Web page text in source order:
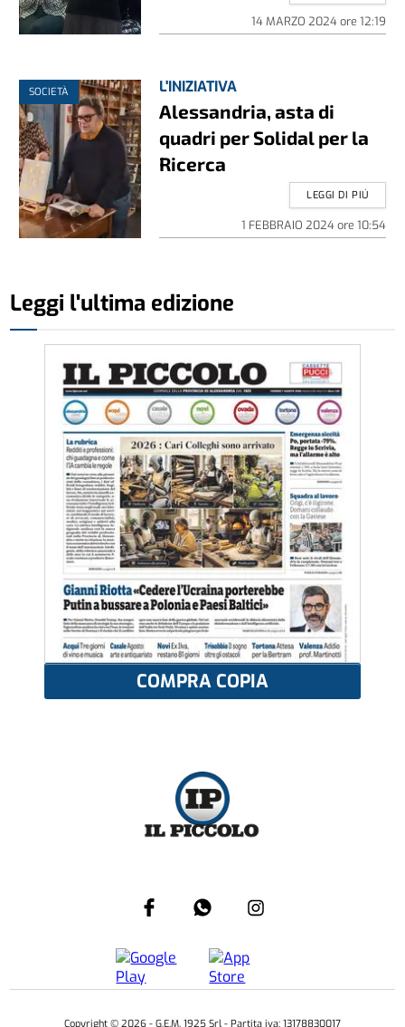
14 MARZO 2024ore 12:19
SOCIETÀ L'INIZIATIVA
Alessandria, asta di
quadri per Solidal per la
Ricerca
1 FEBBRAIO 2024ore 10:54
LEGGI DI PIÚ
Leggi l'ultima edizione
COMPRA COPIA
Copyright © 2026 - G.E.M. 1925 Srl - Partita iva: 13178830017